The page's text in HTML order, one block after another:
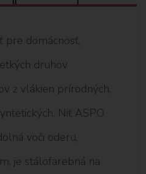
pre domácnosť,
druhov
z vlákien prírodných,
Niť ASPO
voči oderu,
je stálofarebná na